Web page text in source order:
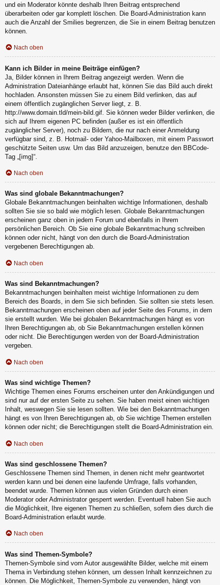
und ein Moderator könnte deshalb Ihren Beitrag entsprechend
überarbeiten oder gar komplett löschen. Die Board-Administration kann
auch die Anzahl der Smilies begrenzen, die Sie in einem Beitrag benutzen
können.
Nach oben
Kann ich Bilder in meine Beiträge einfügen?
Ja, Bilder können in Ihrem Beitrag angezeigt werden. Wenn die
Administration Dateianhänge erlaubt hat, können Sie das Bild auch direkt
hochladen. Ansonsten müssen Sie zu einem Bild verlinken, das auf
einem öffentlich zugänglichen Server liegt, z. B.
http://www.domain.tld/mein-bild.gif. Sie können weder Bilder verlinken, die
sich auf Ihrem eigenen PC befinden (außer es ist ein öffentlich
zugänglicher Server), noch zu Bildern, die nur nach einer Anmeldung
verfügbar sind, z. B. Hotmail- oder Yahoo-Mailboxen, mit einem Passwort
geschützte Seiten usw. Um das Bild anzuzeigen, benutze den BBCode-
Tag „[img]“.
Nach oben
Was sind globale Bekanntmachungen?
Globale Bekanntmachungen beinhalten wichtige Informationen, deshalb
sollten Sie sie so bald wie möglich lesen. Globale Bekanntmachungen
erscheinen ganz oben in jedem Forum und ebenfalls in Ihrem
persönlichen Bereich. Ob Sie eine globale Bekanntmachung schreiben
können oder nicht, hängt von den durch die Board-Administration
vergebenen Berechtigungen ab.
Nach oben
Was sind Bekanntmachungen?
Bekanntmachungen beinhalten meist wichtige Informationen zu dem
Bereich des Boards, in dem Sie sich befinden. Sie sollten sie stets lesen.
Bekanntmachungen erscheinen oben auf jeder Seite des Forums, in dem
sie erstellt wurden. Wie bei globalen Bekanntmachungen hängt es von
Ihren Berechtigungen ab, ob Sie Bekanntmachungen erstellen können
oder nicht. Die Berechtigungen werden von der Board-Administration
vergeben.
Nach oben
Was sind wichtige Themen?
Wichtige Themen eines Forums erscheinen unter den Ankündigungen und
sind nur auf der ersten Seite zu sehen. Sie haben meist einen wichtigen
Inhalt, weswegen Sie sie lesen sollten. Wie bei den Bekanntmachungen
hängt es von Ihren Berechtigungen ab, ob Sie wichtige Themen erstellen
können oder nicht; die Berechtigungen stellt die Board-Administration ein.
Nach oben
Was sind geschlossene Themen?
Geschlossene Themen sind Themen, in denen nicht mehr geantwortet
werden kann und bei denen eine laufende Umfrage, falls vorhanden,
beendet wurde. Themen können aus vielen Gründen durch einen
Moderator oder Administrator gesperrt werden. Eventuell haben Sie auch
die Möglichkeit, Ihre eigenen Themen zu schließen, sofern dies durch die
Board-Administration erlaubt wurde.
Nach oben
Was sind Themen-Symbole?
Themen-Symbole sind vom Autor ausgewählte Bilder, welche mit einem
Thema in Verbindung stehen können, um dessen Inhalt kennzeichnen zu
können. Die Möglichkeit, Themen-Symbole zu verwenden, hängt von